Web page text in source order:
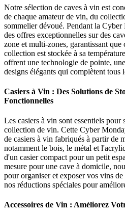
Notre sélection de caves à vin est
de chaque amateur de vin, du
sommelier dévoué. Pendant la
des offres exceptionnelles sur des
zone et multi-zones, garantissant
collection est stockée à sa
offrent une technologie de pointe,
designs élégants qui complètent tous
Casiers à Vin : Des Solutions de
Fonctionnelles
Les casiers à vin sont essentiels pour
collection de vin. Cette Cyber
de casiers à vin fabriqués à partir de
notamment le bois, le métal et
d'un casier compact pour un petit
mesure pour une cave à domicile,
pour organiser et exposer vos vins
nos réductions spéciales pour
Accessoires de Vin : Améliorez